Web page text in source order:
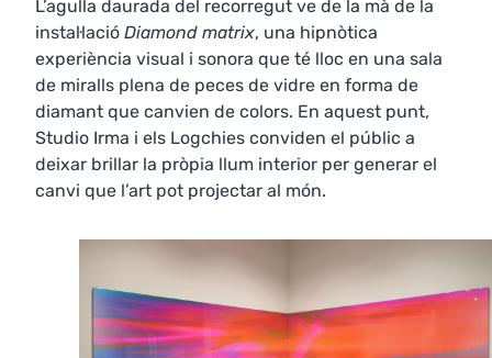
L’agulla daurada del recorregut ve de la mà de la
instal·lació Diamond matrix, una hipnòtica
experiència visual i sonora que té lloc en una sala
de miralls plena de peces de vidre en forma de
diamant que canvien de colors. En aquest punt,
Studio Irma i els Logchies conviden el públic a
deixar brillar la pròpia llum interior per generar el
canvi que l’art pot projectar al món.